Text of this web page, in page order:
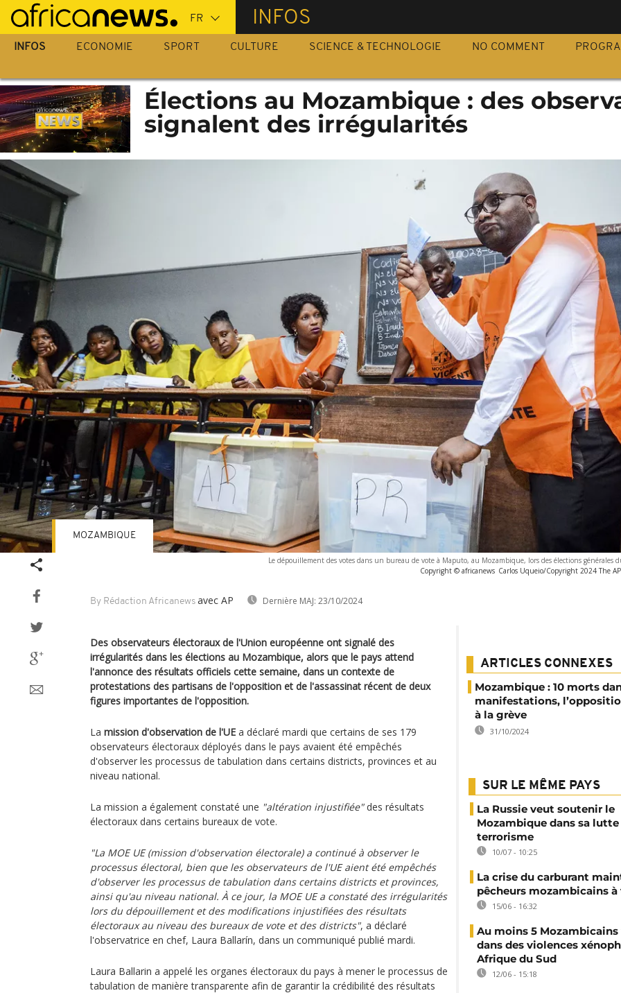
Passer
au
contenu
INFOS
INFOS ECONOMIE SPORT CULTURE SCIENCE & TECHNOLOGIE NO COMMENT
Élections au Mozambique : des
signalent des irrégularités
Le dépouillement des votes dans un bureau de vote à Maputo, au Mozambique, lors des élections générales
Copyright © africanews Carlos Uqueio/Copyright 2024 The
By Rédaction Africanews avec AP Dernière MAJ: 23/10/2024
MOZAMBIQUE
Des observateurs électoraux de l'Union européenne ont signalé des
irrégularités dans les élections au Mozambique, alors que le pays attend
l'annonce des résultats officiels cette semaine, dans un contexte de
protestations des partisans de l'opposition et de l'assassinat récent de deux
figures importantes de l'opposition.
La mission d'observation de l'UE a déclaré mardi que certains de ses 179
observateurs électoraux déployés dans le pays avaient été empêchés
d'observer les processus de tabulation dans certains districts, provinces et au
niveau national.
La mission a également constaté une "altération injustifiée"des résultats
électoraux dans certains bureaux de vote.
"La MOE UE (mission d'observation électorale) a continué à observer le
processus électoral, bien que les observateurs de l'UE aient été empêchés
d'observer les processus de tabulation dans certains districts et provinces,
ainsi qu'au niveau national. À ce jour, la MOE UE a constaté des irrégularités
lors du dépouillement et des modifications injustifiées des résultats
électoraux au niveau des bureaux de vote et des districts", a déclaré
l'observatrice en chef, Laura Ballarín, dans un communiqué publié mardi.
Laura Ballarin a appelé les organes électoraux du pays à mener le processus de
tabulation de manière transparente afin de garantir la crédibilité des résultats
ARTICLES CONNEXES
Mozambique : 10 morts
manifestations,
à la grève
31/10/2024
SUR LE MÊME PAYS
La Russie veut soutenir le
Mozambique dans sa
terrorisme
10/07 - 10:25
La crise du carburant
pêcheurs mozambicains à
15/06 - 16:32
Au moins 5 Mozambicains
dans des violences
Afrique du Sud
12/06 - 15:18